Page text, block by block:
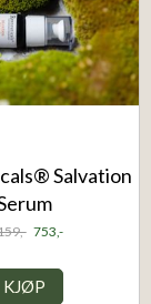
Salvation
753,-
KJØP